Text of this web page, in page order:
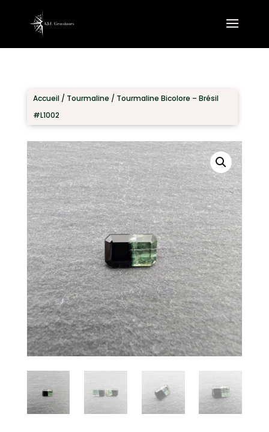
Accueil/ Tourmaline / Tourmaline Bicolore – Brésil
#L1002